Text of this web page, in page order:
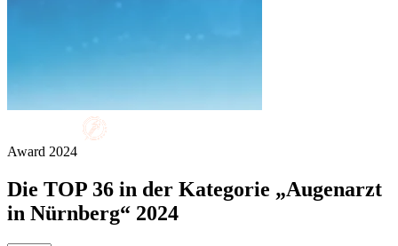
Award 2024
Die TOP 36 in der Kategorie „Augenarzt
in Nürnberg“ 2024